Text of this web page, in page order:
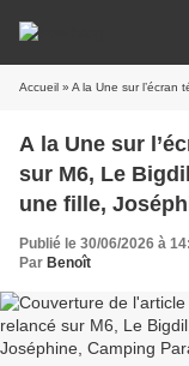
Accueil » A la Une sur l’écran télé : Money
A la Une sur
sur M6, Le
une fille,
Publié le 30/06/2026 à
Par Benoît